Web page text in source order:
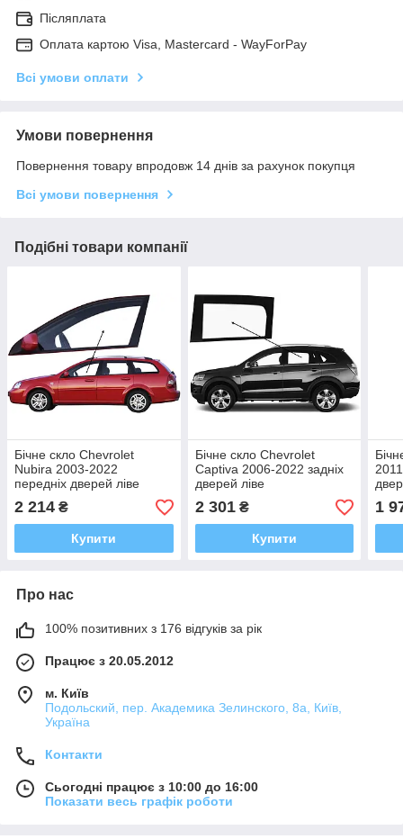
Післяплата
Оплата картою Visa, Mastercard - WayForPay
Всі умови оплати
Умови повернення
Повернення товару впродовж 14 днів за рахунок покупця
Всі умови повернення
Подібні товари компанії
Бічне скло Chevrolet
Nubira 2003-2022
передніх дверей ліве
2 214 ₴
Купити
Бічне скло Chevrolet
Captiva 2006-2022 задніх
дверей ліве
2 301₴
Купити
1
Про нас
100% позитивних з 176 відгуків за рік
Працює з 20.05.2012
м. Київ
Подольский, пер. Академика Зелинского, 8а, Київ,
Україна
Контакти
Сьогодні працює з 10:00 до 16:00
Показати весь графік роботи